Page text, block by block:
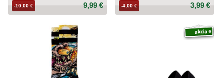
9,99 €
-10,00 € 3,99 €
-4,00 €